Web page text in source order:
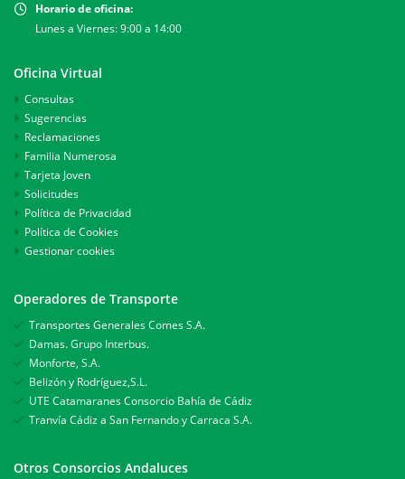
Horario de oficina:
Lunes a Viernes: 9:00 a 14:00
Oficina Virtual
Consultas
Sugerencias
Reclamaciones
Familia Numerosa
Tarjeta Joven
Solicitudes
Política de Privacidad
Política de Cookies
Gestionar cookies
Operadores de Transporte
Transportes Generales Comes S.A.
Damas. Grupo Interbus.
Monforte, S.A.
Belizón y Rodríguez,S.L.
UTE Catamaranes Consorcio Bahía de Cádiz
Tranvía Cádiz a San Fernando y Carraca S.A.
Otros Consorcios Andaluces